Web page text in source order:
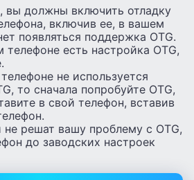
вы должны включить отладку
включив ее, в вашем
появляться поддержка OTG.
телефоне есть настройка OTG,
не используется
то сначала попробуйте OTG,
в свой телефон, вставив
не решат вашу проблему с OTG,
до заводских настроек